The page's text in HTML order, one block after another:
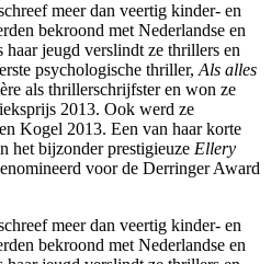
meer dan veertig kinder- en
bekroond met Nederlandse en
jeugd verslindt ze thrillers en
psychologische thriller, Als alles
als thrillerschrijfster en won ze
2013. Ook werd ze
Kogel 2013. Een van haar korte
het bijzonder prestigieuze Ellery
voor de Derringer Award
meer dan veertig kinder- en
bekroond met Nederlandse en